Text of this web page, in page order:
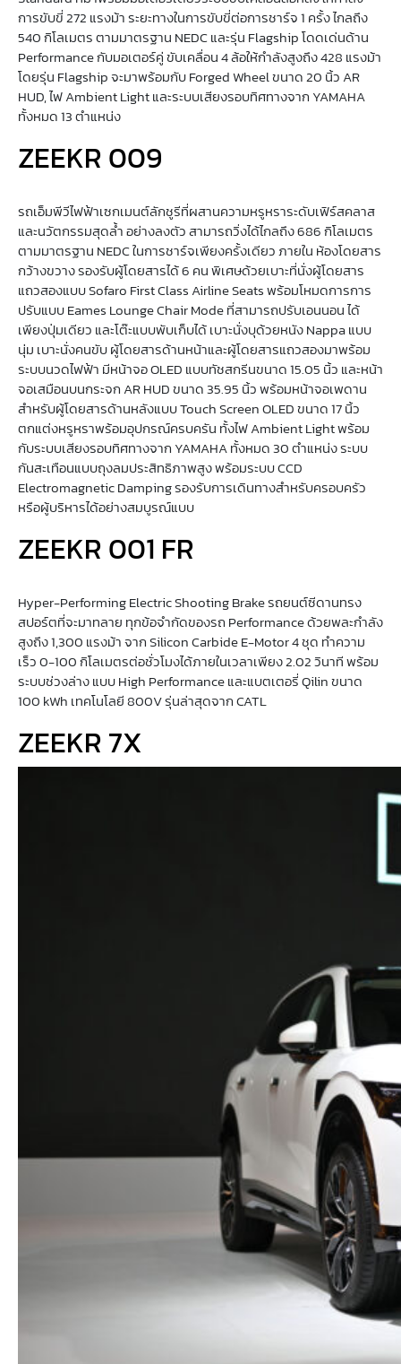
การขับขี่ 272 แรงม้า ระยะทางในการขับขี่ต่อการชาร์จ 1 ครั้ง ไกลถึง
540 กิโลเมตร ตามมาตรฐาน NEDC และรุ่น Flagship โดดเด่นด้าน
Performance กับมอเตอร์คู่ ขับเคลื่อน 4 ล้อให้กำลังสูงถึง 428 แรงม้า
โดยรุ่น Flagship จะมาพร้อมกับ Forged Wheel ขนาด 20 นิ้ว AR
HUD, ไฟ Ambient Light และระบบเสียงรอบทิศทางจาก YAMAHA
ทั้งหมด 13 ตำแหน่ง
ZEEKR 009
รถเอ็มพีวีไฟฟ้าเซกเมนต์ลักชูรีที่ผสานความหรูหราระดับเฟิร์สคลาส
และนวัตกรรมสุดล้ำ อย่างลงตัว สามารถวิ่งได้ไกลถึง 686 กิโลเมตร
ตามมาตรฐาน NEDC ในการชาร์จเพียงครั้งเดียว ภายใน ห้องโดยสาร
กว้างขวาง รองรับผู้โดยสารได้ 6 คน พิเศษด้วยเบาะที่นั่งผู้โดยสาร
แถวสองแบบ Sofaro First Class Airline Seats พร้อมโหมดการการ
ปรับแบบ Eames Lounge Chair Mode ที่สามารถปรับเอนนอน ได้
เพียงปุ่มเดียว และโต๊ะแบบพับเก็บได้ เบาะนั่งบุด้วยหนัง Nappa แบบ
นุ่ม เบาะนั่งคนขับ ผู้โดยสารด้านหน้าและผู้โดยสารแถวสองมาพร้อม
ระบบนวดไฟฟ้า มีหน้าจอ OLED แบบทัชสกรีนขนาด 15.05 นิ้ว และหน้า
จอเสมือนบนกระจก AR HUD ขนาด 35.95 นิ้ว พร้อมหน้าจอเพดาน
สำหรับผู้โดยสารด้านหลังแบบ Touch Screen OLED ขนาด 17 นิ้ว
ตกแต่งหรูหราพร้อมอุปกรณ์ครบครัน ทั้งไฟ Ambient Light พร้อม
กับระบบเสียงรอบทิศทางจาก YAMAHA ทั้งหมด 30 ตำแหน่ง ระบบ
กันสะเทือนแบบถุงลมประสิทธิภาพสูง พร้อมระบบ CCD
Electromagnetic Damping รองรับการเดินทางสำหรับครอบครัว
หรือผู้บริหารได้อย่างสมบูรณ์แบบ
ZEEKR 001 FR
Hyper-Performing Electric Shooting Brake รถยนต์ซีดานทรง
สปอร์ตที่จะมาทลาย ทุกข้อจำกัดของรถ Performance ด้วยพละกำลัง
สูงถึง 1,300 แรงม้า จาก Silicon Carbide E-Motor 4 ชุด ทำความ
เร็ว 0-100 กิโลเมตรต่อชั่วโมงได้ภายในเวลาเพียง 2.02 วินาที พร้อม
ระบบช่วงล่าง แบบ High Performance และแบตเตอรี่ Qilin ขนาด
100 kWh เทคโนโลยี 800V รุ่นล่าสุดจาก CATL
ZEEKR 7X